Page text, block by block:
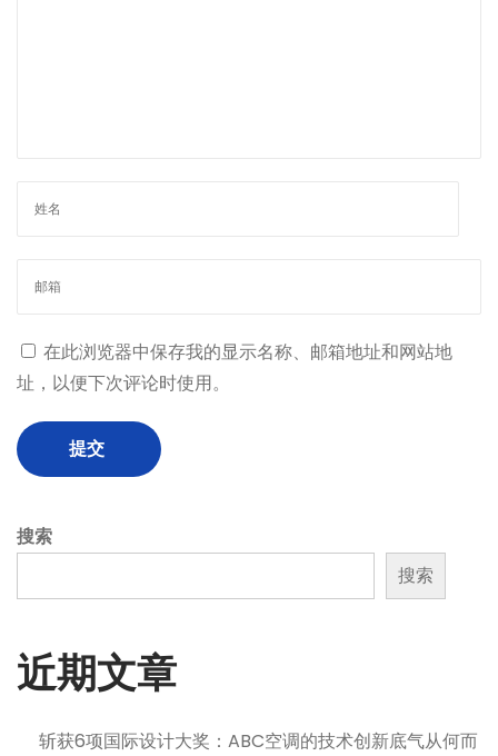
在此浏览器中保存我的显示名称、邮箱地址和网站地
址，以便下次评论时使用。
搜索
搜索
近期文章
斩获6项国际设计大奖：ABC空调的技术创新底气从何而